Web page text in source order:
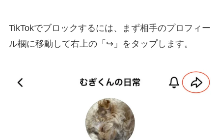
TikTokでブロックするには、まず相手のプロフィー
ル欄に移動して右上の「↪」をタップします。